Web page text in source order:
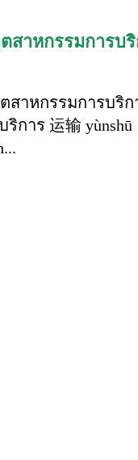
สาหกรรมการบ
สาหกรรมการบริ
การ 运输